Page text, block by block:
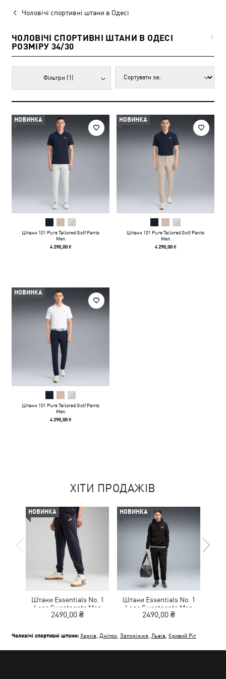
Чоловічі спортивні штани в Одесі
ЧОЛОВІЧІ СПОРТИВНІ ШТАНИ В ОДЕСІ
РОЗМІРУ 34/30
3
Фільтри (1)
НОВИНКА
Штани 101 Pure Tailored Golf Pants
Men
4 290,00 ₴
НОВИНКА
Штани 101 Pure Tailored Golf Pants
Men
4 290,00 ₴
НОВИНКА
Штани 101 Pure Tailored Golf Pants
Men
4 290,00 ₴
ХІТИ ПРОДАЖІВ
НОВИНКА
Штани Essentials No. 1
Logo Sweatpants Men
2490,00 ₴
НОВИНКА
Штани Essentials No. 1
Logo Sweatpants Men
2490,00 ₴
Чоловічі спортивні штани: Харків Дніпро Запоріжжя Львів Кривий Ріг